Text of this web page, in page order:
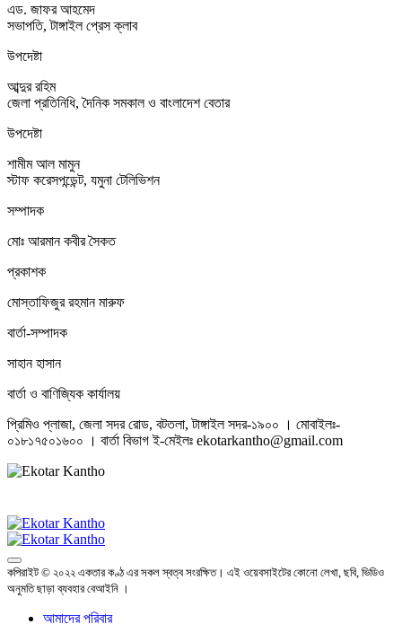
এড. জাফর আহমেদ
সভাপতি, টাঙ্গাইল প্রেস ক্লাব
উপদেষ্টা
আব্দুর রহিম
জেলা প্রতিনিধি, দৈনিক সমকাল ও বাংলাদেশ বেতার
উপদেষ্টা
শামীম আল মামুন
স্টাফ করেসপন্ডেন্ট, যমুনা টেলিভিশন
সম্পাদক
মোঃ আরমান কবীর সৈকত
প্রকাশক
মোস্তাফিজুর রহমান মারুফ
বার্তা-সম্পাদক
সাহান হাসান
বার্তা ও বাণিজ্যিক কার্যালয়
প্রিমিও প্লাজা, জেলা সদর রোড, বটতলা, টাঙ্গাইল সদর-১৯০০ । মোবাইলঃ-
০১৮১৭৫০১৬০০ । বার্তা বিভাগ ই-মেইলঃ ekotarkantho@gmail.com
কপিরাইট © ২০২২ একতার কণ্ঠ এর সকল স্বত্ব সংরক্ষিত। এই ওয়েবসাইটের কোনো লেখা, ছবি, ভিডিও
অনুমতি ছাড়া ব্যবহার বেআইনি ।
আমাদের পরিবার